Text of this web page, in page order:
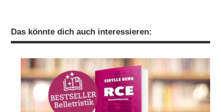
Das könnte dich auch interessieren: